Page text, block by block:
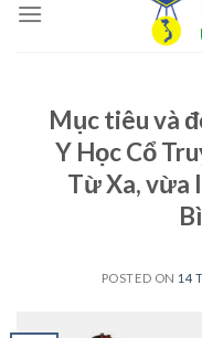
Mục tiêu và
Y Học Cổ
Từ Xa, vừa
POSTED ON 14